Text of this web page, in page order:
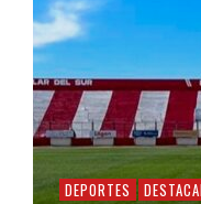
DEPORTES